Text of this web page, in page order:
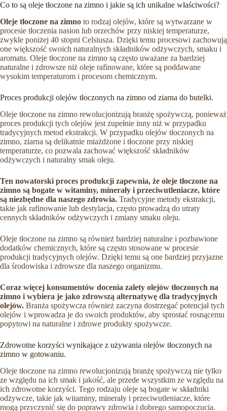
Co to są oleje tłoczone na zimno i jakie są ich unikalne właściwości?
Oleje tłoczone na zimno to rodzaj olejów, które są wytwarzane w
procesie tłoczenia nasion lub orzechów przy niskiej temperaturze,
zwykle poniżej 40 stopni Celsiusza. Dzięki temu procesowi zachowują
one większość swoich naturalnych składników odżywczych, smaku i
aromatu. Oleje tłoczone na zimno są często uważane za bardziej
naturalne i zdrowsze niż oleje rafinowane, które są poddawane
wysokim temperaturom i procesom chemicznym.
Proces produkcji olejów tłoczonych na zimno od ziarna do butelki.
Oleje tłoczone na zimno rewolucjonizują branżę spożywczą, ponieważ
proces produkcji tych olejów jest zupełnie inny niż w przypadku
tradycyjnych metod ekstrakcji. W przypadku olejów tłoczonych na
zimno, ziarna są delikatnie miażdżone i tłoczone przy niskiej
temperaturze, co pozwala zachować większość składników
odżywczych i naturalny smak oleju.
Ten nowatorski proces produkcji zapewnia, że oleje tłoczone na
zimno są bogate w witaminy, minerały i przeciwutleniacze, które
są niezbędne dla naszego zdrowia. Tradycyjne metody ekstrakcji,
takie jak rafinowanie lub destylacja, często prowadzą do utraty
cennych składników odżywczych i zmiany smaku oleju.
Oleje tłoczone na zimno są również bardziej naturalne i pozbawione
dodatków chemicznych, które są często stosowane w procesie
produkcji tradycyjnych olejów. Dzięki temu są one bardziej przyjazne
dla środowiska i zdrowsze dla naszego organizmu.
Coraz więcej konsumentów docenia zalety olejów tłoczonych na
zimno i wybiera je jako zdrowszą alternatywę dla tradycyjnych
olejów. Branża spożywcza również zaczyna dostrzegać potencjał tych
olejów i wprowadza je do swoich produktów, aby sprostać rosnącemu
popytowi na naturalne i zdrowe produkty spożywcze.
Zdrowotne korzyści wynikające z używania olejów tłoczonych na
zimno w gotowaniu.
Oleje tłoczone na zimno rewolucjonizują branżę spożywczą nie tylko
ze względu na ich smak i jakość, ale przede wszystkim ze względu na
ich zdrowotne korzyści. Tego rodzaju oleje są bogate w składniki
odżywcze, takie jak witaminy, minerały i przeciwutleniacze, które
mogą przyczynić się do poprawy zdrowia i dobrego samopoczucia.